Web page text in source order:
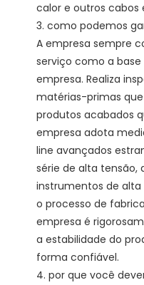
calor e outros cabos
3. como podemos
A empresa sempre
serviço como a
empresa. Realiza
matérias-primas
produtos acabados
empresa adota
line avançados
série de alta tensão,
instrumentos de
o processo de
empresa é
a estabilidade do
forma confiável.
4. por que você